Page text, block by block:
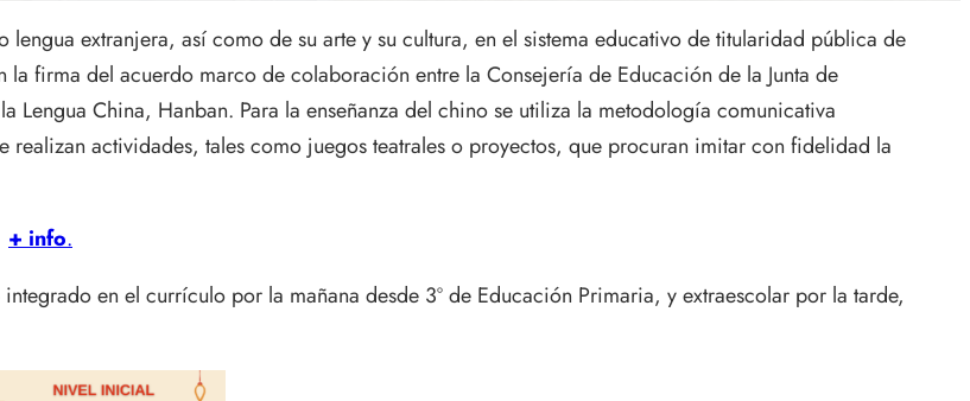
extranjera, así como de su arte y su cultura, en el sistema educativo de titularidad pública de
firma del acuerdo marco de colaboración entre la Consejería de Educación de la Junta de
China, Hanban. Para la enseñanza del chino se utiliza la metodología comunicativa
realizan actividades, tales como juegos teatrales o proyectos, que procuran imitar con fidelidad la
+ info.
en el currículo por la mañana desde 3º de Educación Primaria, y extraescolar por la tarde,